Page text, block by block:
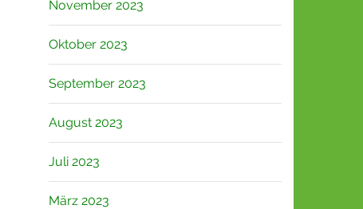
November 2023
Oktober 2023
September 2023
August 2023
Juli 2023
März 2023